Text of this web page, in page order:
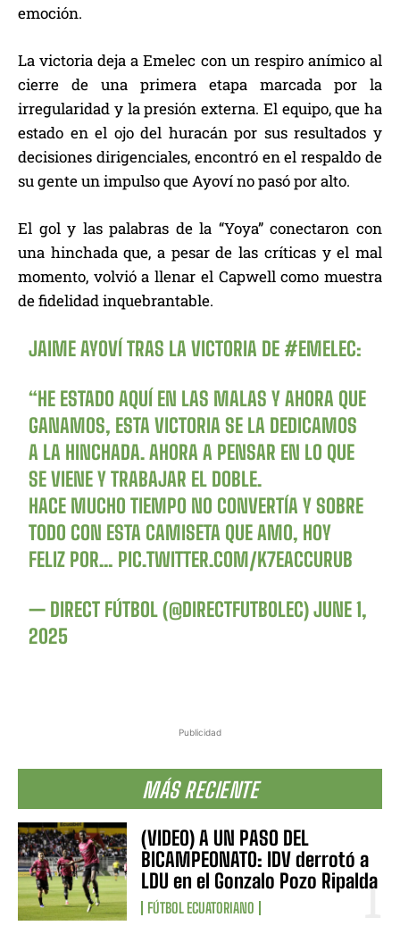
Publicidad
MÁS RECIENTE
(VIDEO) A UN PASO DEL
BICAMPEONATO: IDV derrotó a
LDU en el Gonzalo Pozo Ripalda
FÚTBOL ECUATORIANO
emoción.
La victoria deja a Emelec con un respiro anímico al
cierre de una primera etapa marcada por la
irregularidad y la presión externa. El equipo, que ha
estado en el ojo del huracán por sus resultados y
decisiones dirigenciales, encontró en el respaldo de
su gente un impulso que Ayoví no pasó por alto.
El gol y las palabras de la “Yoya” conectaron con
una hinchada que, a pesar de las críticas y el mal
momento, volvió a llenar el Capwell como muestra
de fidelidad inquebrantable.
JAIME AYOVÍ TRAS LA VICTORIA DE#EMELEC:
“HE ESTADO AQUÍ EN LAS MALAS Y AHORA QUE
GANAMOS, ESTA VICTORIA SE LA DEDICAMOS
A LA HINCHADA. AHORA A PENSAR EN LO QUE
SE VIENE Y TRABAJAR EL DOBLE.
HACE MUCHO TIEMPO NO CONVERTÍA Y SOBRE
TODO CON ESTA CAMISETA QUE AMO, HOY
FELIZ POR… PIC.TWITTER.COM/K7EACCURUB
— DIRECT FÚTBOL (@DIRECTFUTBOLEC)JUNE 1,
2025